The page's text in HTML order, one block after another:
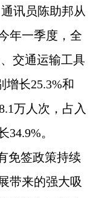
讯员陈助邦从
年一季度，全
交通运输工具
增长25.3%和
万人次，占入
。
免签政策持续
带来的强大吸